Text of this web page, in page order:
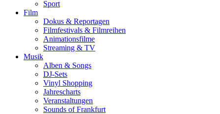
Sport
Film
Dokus & Reportagen
Filmfestivals & Filmreihen
Animationsfilme
Streaming & TV
Musik
Alben & Songs
DJ-Sets
Vinyl Shopping
Jahrescharts
Veranstaltungen
Sounds of Frankfurt